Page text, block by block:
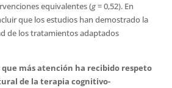
equivalentes (g= 0,52). En
que los estudios han demostrado la
de los tratamientos adaptados
que más atención ha recibido respeto
de la terapia cognitivo-